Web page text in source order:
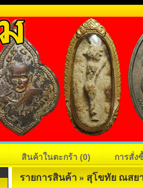
สินค้าในตะกร้า (0) การสั่ง
รายการสินค้า » สุโขทัย ณสยา